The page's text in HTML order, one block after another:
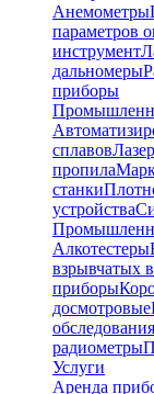
Анемометры
параметров
инструмент
дальномеры
приборы
сплавов
пропила
станки
устройства
Алкотестеры
взрывчатых
приборы
досмотровые
радиометры
Услуги
Аренда